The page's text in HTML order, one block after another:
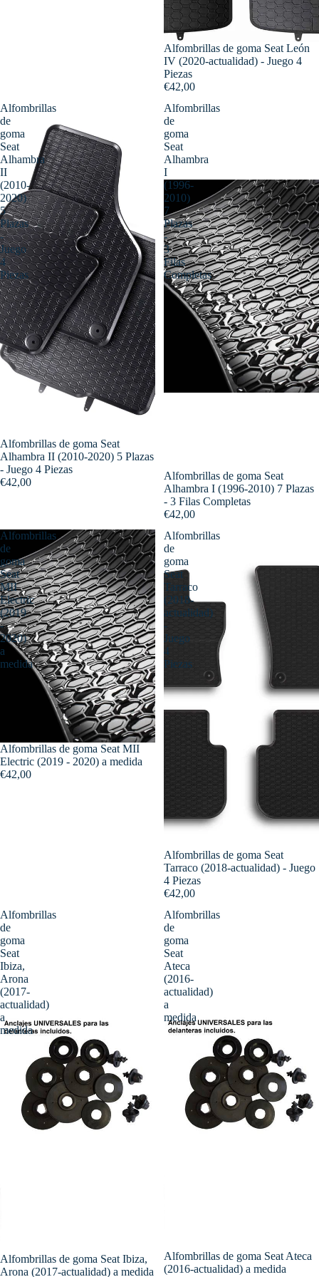
Alfombrillas de goma Seat León
IV (2020-actualidad) - Juego 4
Piezas
€42,00
Alfombrillas
de
goma
Seat
Alhambra
II
(2010-
2020)
5
Plazas
-
Juego
4
Piezas
Alfombrillas de goma Seat
Alhambra II (2010-2020) 5 Plazas
- Juego 4 Piezas
€42,00
Alfombrillas
de
goma
Seat
Alhambra
I
(1996-
2010)
7
Plazas
-
3
Filas
Completas
Alfombrillas de goma Seat
Alhambra I (1996-2010) 7 Plazas
- 3 Filas Completas
€42,00
Alfombrillas
de
goma
Seat
MII
Electric
(2019
-
2020)
a
medida
Alfombrillas de goma Seat MII
Electric (2019 - 2020) a medida
€42,00
Alfombrillas
de
goma
Seat
Tarraco
(2018-
actualidad)
-
Juego
4
Piezas
Alfombrillas de goma Seat
Tarraco (2018-actualidad) - Juego
4 Piezas
€42,00
Alfombrillas
de
goma
Seat
Ibiza,
Arona
(2017-
actualidad)
a
medida
Alfombrillas de goma Seat Ibiza,
Arona (2017-actualidad) a medida
Alfombrillas
de
goma
Seat
Ateca
(2016-
actualidad)
a
medida
Alfombrillas de goma Seat Ateca
(2016-actualidad) a medida